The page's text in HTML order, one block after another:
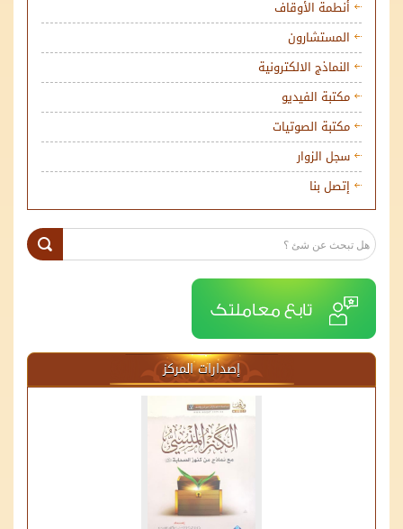
أنطمة الأوقاف
المستشارون
النماذج الالكترونية
مكتبة الفيديو
مكتبة الصوتيات
سجل الزوار
إتصل بنا
إصدارات المركز